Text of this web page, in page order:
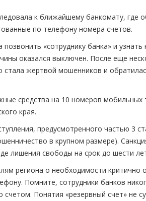
к ближайшему банкомату, где
по телефону номера счетов.
«сотруднику банка» и
оказался выключен. После еще
жертвой мошенников и
средства на 10 номеров мобильных
края.
предусмотренного частью 3
в крупном размере).
лишения свободы на срок до шести
региона о необходимости критично
Помните, сотрудники банков
Понятия «резервный счет» не